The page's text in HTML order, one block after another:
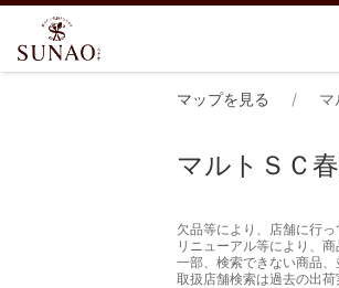
マップを見る マ
マルトＳＣ
欠品等により、店舗に行
リニューアル等により、
一部、検索できない商品
取扱店舗検索は過去の出